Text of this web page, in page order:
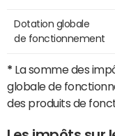
Dotation globale
de fonctionnement
* La somme des
globale de
des produits de